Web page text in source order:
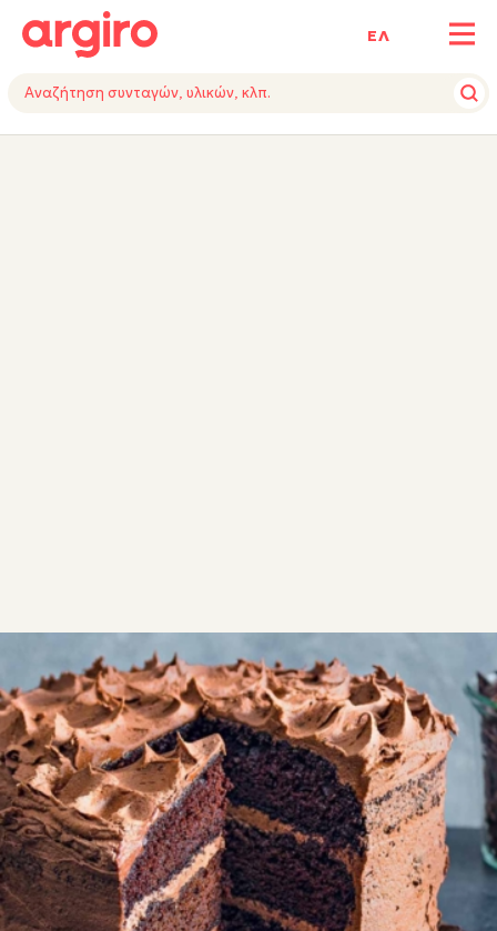
ΕΛ
ΥΛΙΚΑΕΚΤΕΛΕΣΗΕΞΟΠΛΙΣΜΟΣ
ΣΥΝΤΑΓΕΣ ΓΛΥΚΑ ΚΕΙΚ
Vegan τούρτα
Vegan τούρτα σοκολάτας, ζουμερή και αφράτη με
λαχταριστή βουτυρόκρεμα. Βελούδινη υφή και
εντυπωσιακή εμφάνιση.
EGF VG DF